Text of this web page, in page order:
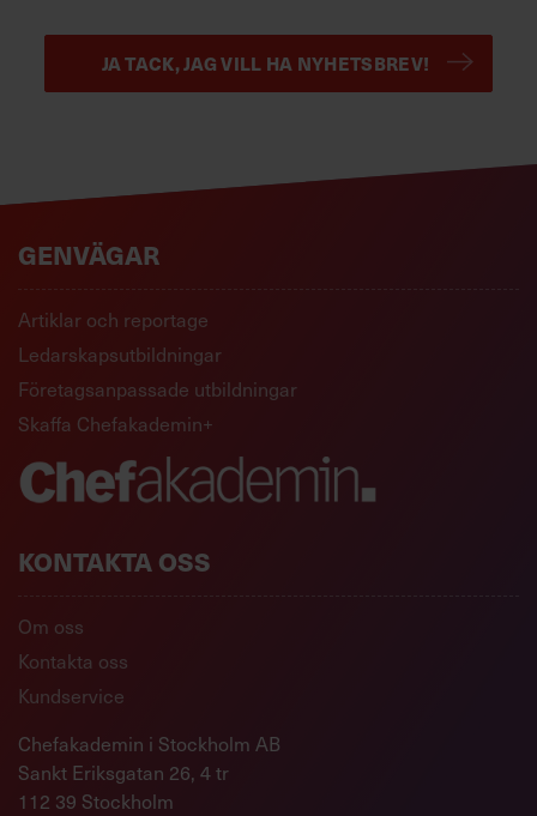
JA TACK, JAG VILL HA NYHETSBREV!
GENVÄGAR
Artiklar och reportage
Ledarskapsutbildningar
Företagsanpassade utbildningar
Skaffa Chefakademin+
KONTAKTA OSS
Om oss
Kontakta oss
Kundservice
Chefakademin i Stockholm AB
Sankt Eriksgatan 26, 4 tr
112 39 Stockholm